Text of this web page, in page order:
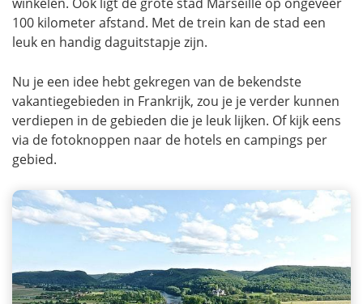
100 kilometer afstand. Met de trein kan de stad een
leuk en handig daguitstapje zijn.
Nu je een idee hebt gekregen van de bekendste
vakantiegebieden in Frankrijk, zou je je verder kunnen
verdiepen in de gebieden die je leuk lijken. Of kijk eens
via de fotoknoppen naar de hotels en campings per
gebied.